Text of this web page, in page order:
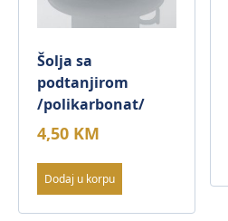
Šolja sa
podtanjirom
/polikarbonat/
4,50 KM
Dodaj u korpu